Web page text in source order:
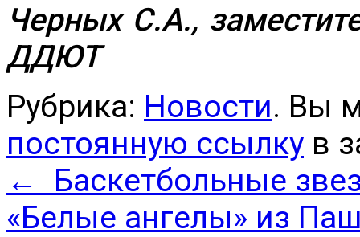
Черных С.А.,
ДДЮТ
Рубрика: Новости. Вы
постоянную ссылку в
←
Баскетбольные
«Белые ангелы» из